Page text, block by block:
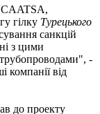
CAATSA,
гілку Турецького
санкцій
з цими
-
компанії від
до проекту